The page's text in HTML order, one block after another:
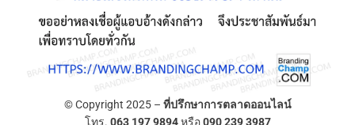
© Copyright 2025 – ที่ปรึกษาการตลาดออนไลน์
โทร. 063 197 9894หรือ090 239 3987